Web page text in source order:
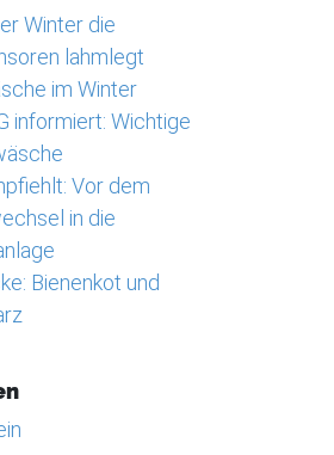
Winter die
lahmlegt
im Winter
informiert: Wichtige
Vor dem
in die
Bienenkot und